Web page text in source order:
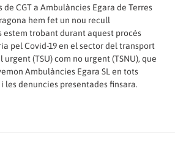
de CGT a Ambulàncies Egara de Terres
hem fet un nou recull
estem trobant durant aquest procés
pel Covid-19 en el sector del transport
(TSU) com no urgent (TSNU), que
Ambulàncies Egara SL en tots
les denuncies presentades finsara.